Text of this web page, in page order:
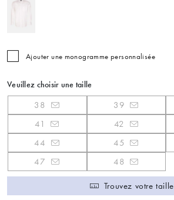
Ajouter une monogramme personnalisée
Veuillez choisir une taille
38 39
41
42
44
45
47
48
Trouvez votre taille